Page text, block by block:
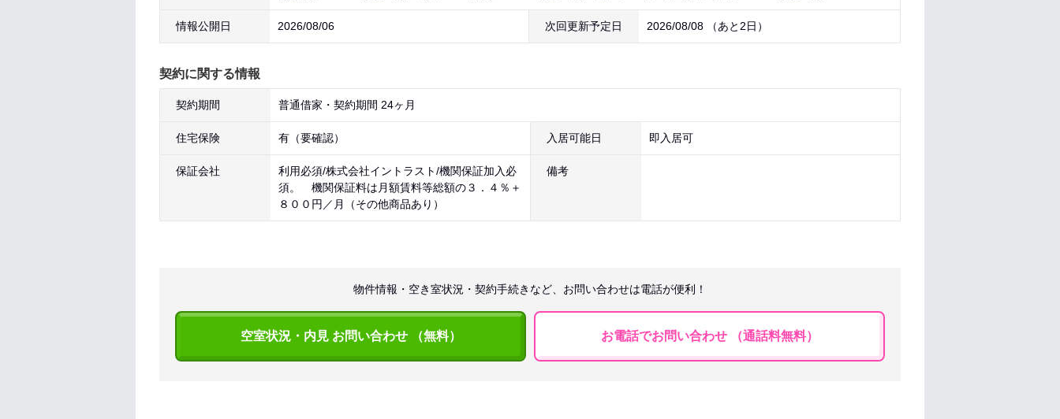
情報公開日 2026/08/06 次回更新予定日 2026/08/08 （あと 2日 ）
契約に関する情報
契約期間 普通借家・契約期間 24ヶ月
住宅保険 有（要確認） 入居可能日 即入居可
保証会社
利用必須/株式会社イントラスト/機関保証加入必
須。 機関保証料は月額賃料等総額の３．４％＋
８００円／月（その他商品あり）
備考
物件情報・空き室状況・契約手続きなど、お問い合わせは電話が便利！
空室状況・内見 お問い合わせ （無料） お電話でお問い合わせ （通話料無料）